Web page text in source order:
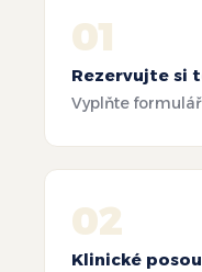
01
Rezervujte si
Vyplňte
02
Klinické